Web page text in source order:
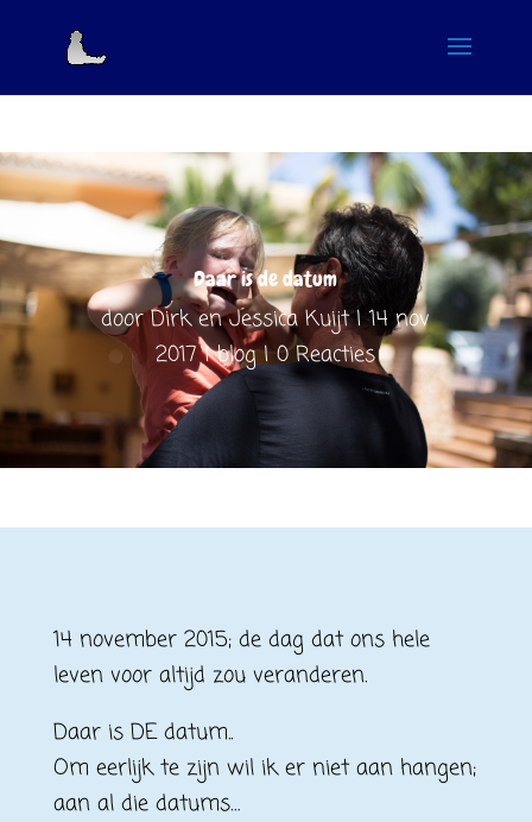
Daar is de datum
doorDirk en Jessica Kuijt
14 nov
2017
blog 0 Reacties
14 november 2015; de dag dat ons hele
leven voor altijd zou veranderen.
Daar is DE datum..
Om eerlijk te zijn wil ik er niet aan hangen;
aan al die datums…